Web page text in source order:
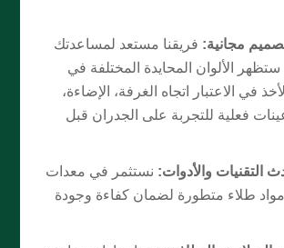
مجانية: فريقنا مستعد لمساعدتك
الألوان المحايدة المختلفة في
في الاعتبار اتجاه الغرفة، الإضاءة،
فعلية للتجربة على الجدران قبل
التقنيات والأدوات: نستثمر في معدات
طلاء متطورة لضمان كفاءة وجودة